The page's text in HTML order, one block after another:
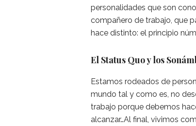
personalidades que son
compañero de trabajo, que
hace distinto: el principio
El Status Quo y los
Estamos rodeados de
mundo tal y como es, no
trabajo porque debemos
alcanzar…Al final, vivimos